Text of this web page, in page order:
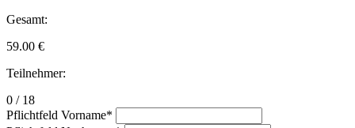
Gesamt:
59.00 €
Teilnehmer:
0 / 18
Pflichtfeld Vorname*